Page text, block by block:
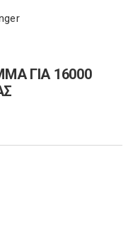
ΓΙΑ 16000